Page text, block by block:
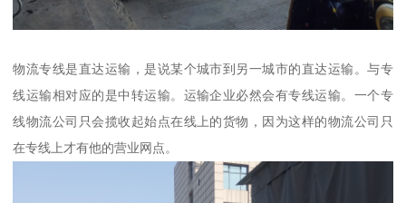
物流专线是直达运输，是说某个城市到另一城市的直达运输。与专
线运输相对应的是中转运输。运输企业必然会有专线运输。一个专
线物流公司只会揽收起始点在线上的货物，因为这样的物流公司只
在专线上才有他的营业网点。